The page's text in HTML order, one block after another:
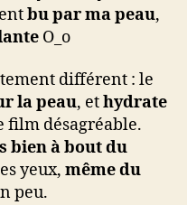
bu par ma peau,
O_o
différent : le
la peau, ethydrate
film désagréable.
bien à bout du
yeux, même du
peu.